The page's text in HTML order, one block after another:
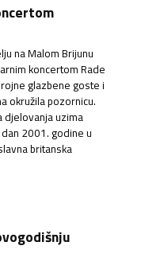
na Malom Brijunu
koncertom Rade
glazbene goste i
okružila pozornicu.
djelovanja uzima
2001. godine u
britanska